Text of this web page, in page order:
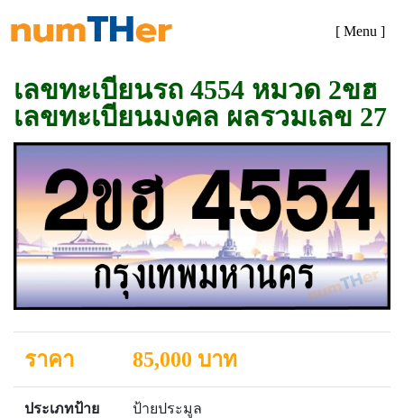
[ Menu ]
เลขทะเบียนรถ 4554 หมวด 2ขฮ
เลขทะเบียนมงคล ผลรวมเลข 27
ราคา 85,000 บาท
ประเภทป้าย ป้ายประมูล